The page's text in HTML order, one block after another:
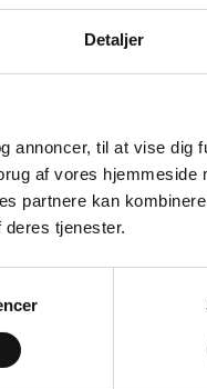
Detaljer
annoncer, til at vise dig
af vores hjemmeside
partnere kan
tjenester.